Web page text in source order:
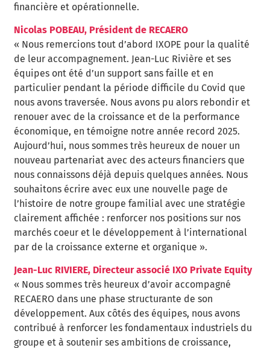
financière et opérationnelle.
Nicolas POBEAU, Président de RECAERO
« Nous remercions tout d’abord IXOPE pour la qualité
de leur accompagnement. Jean-Luc Rivière et ses
équipes ont été d’un support sans faille et en
particulier pendant la période difficile du Covid que
nous avons traversée. Nous avons pu alors rebondir et
renouer avec de la croissance et de la performance
économique, en témoigne notre année record 2025.
Aujourd’hui, nous sommes très heureux de nouer un
nouveau partenariat avec des acteurs financiers que
nous connaissons déjà depuis quelques années. Nous
souhaitons écrire avec eux une nouvelle page de
l’histoire de notre groupe familial avec une stratégie
clairement affichée : renforcer nos positions sur nos
marchés coeur et le développement à l’international
par de la croissance externe et organique ».
Jean-Luc RIVIERE, Directeur associé IXO Private Equity
« Nous sommes très heureux d’avoir accompagné
RECAERO dans une phase structurante de son
développement. Aux côtés des équipes, nous avons
contribué à renforcer les fondamentaux industriels du
groupe et à soutenir ses ambitions de croissance,